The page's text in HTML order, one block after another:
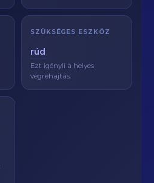
SZÜKSÉGES ESZKÖZ
rúd
Ezt igényli a helyes
végrehajtás.